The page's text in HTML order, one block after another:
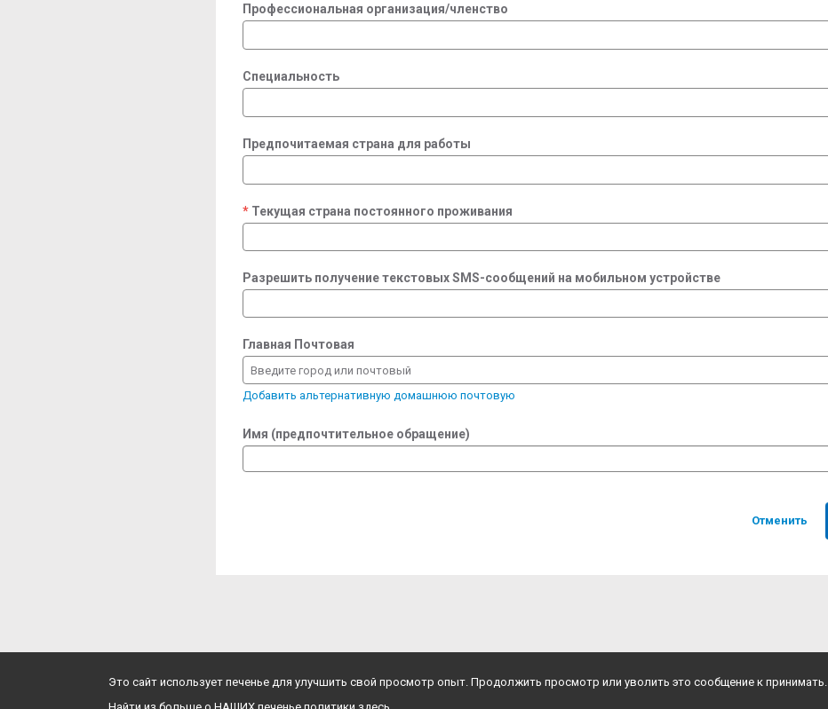
Профессиональная организация/членство
Специальность
Предпочитаемая страна для работы
Текущая страна постоянного проживания
required
Разрешить получение текстовых SMS-сообщений на мобильном устройстве
Главная Почтовая
Введите город или почтовый
Добавить альтернативную домашнюю почтовую
Имя (предпочтительное обращение)
Отменить
Это сайт использует печенье для улучшить свой просмотр опыт. Продолжить просмотр или уволить это сообщение к принимать.